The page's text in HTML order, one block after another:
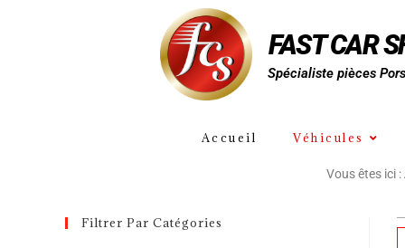
FAST CAR
Spécialiste pièces
Accueil Véhicules
Vous êtes ici :
Filtrer Par Catégories